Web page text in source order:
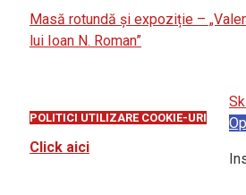
Masă rotundă și expoziție –
lui Ioan N. Roman”
POLITICI UTILIZARE COOKIE-URI
Click aici